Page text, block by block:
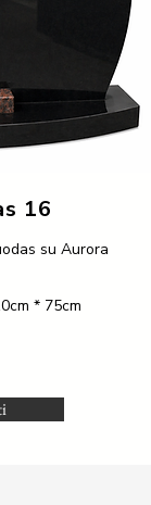
16
su Aurora
cm * 75cm